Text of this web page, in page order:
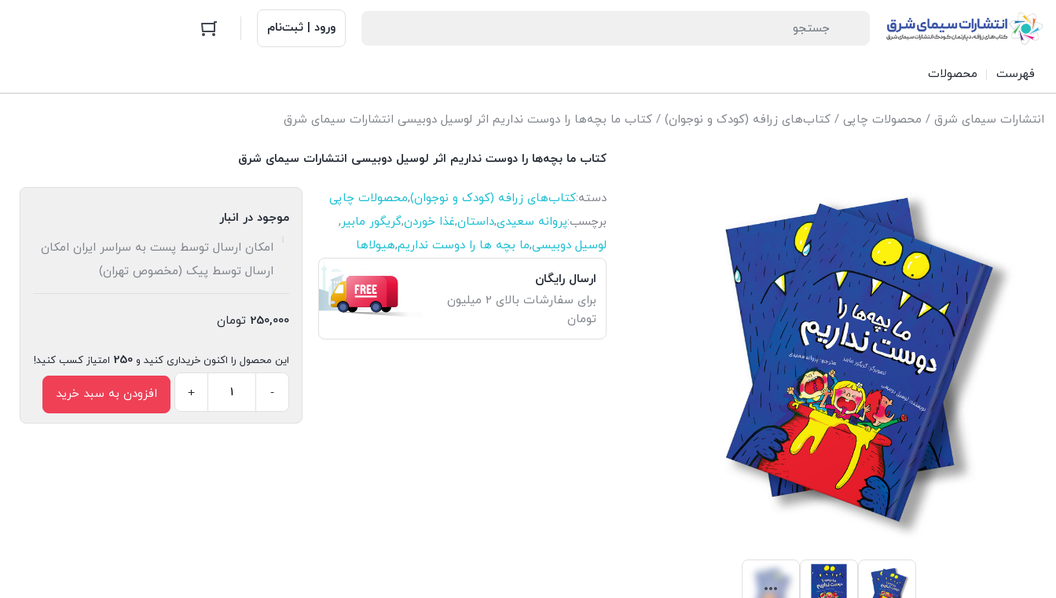
ورود | ثبت‌نام
فهرست محصولات
انتشارات سیمای شرق / محصولات چاپی / کتاب‌های زرافه (کودک و نوجوان) / کتاب ما بچه‌ها را دوست نداریم اثر لوسیل دوبیسی انتشارات سیمای شرق
کتاب ما بچه‌ها را دوست نداریم اثر لوسیل دوبیسی انتشارات سیمای شرق
دسته:کتاب‌های زرافه (کودک و نوجوان),محصولات چاپی
برچسب:پروانه سعیدی,داستان,غذا خوردن,گریگور مابیر,
لوسیل دوبیسی,ما بچه ها را دوست نداریم,هیولاها
ارسال رایگان
برای سفارشات بالای 2 میلیون
تومان
موجود در انبار
امکان ارسال توسط پست به سراسر ایران امکان
ارسال توسط پیک (مخصوص تهران)
250,000 تومان
این محصول را اکنون خریداری کنید و 250 امتیاز کسب کنید!
ما
-
+ افزودن به سبد خرید